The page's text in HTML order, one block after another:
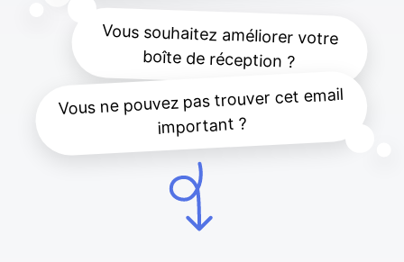
Vous souhaitez améliorer votre
boîte de réception ?
Vous ne pouvez pas trouver cet email
important ?